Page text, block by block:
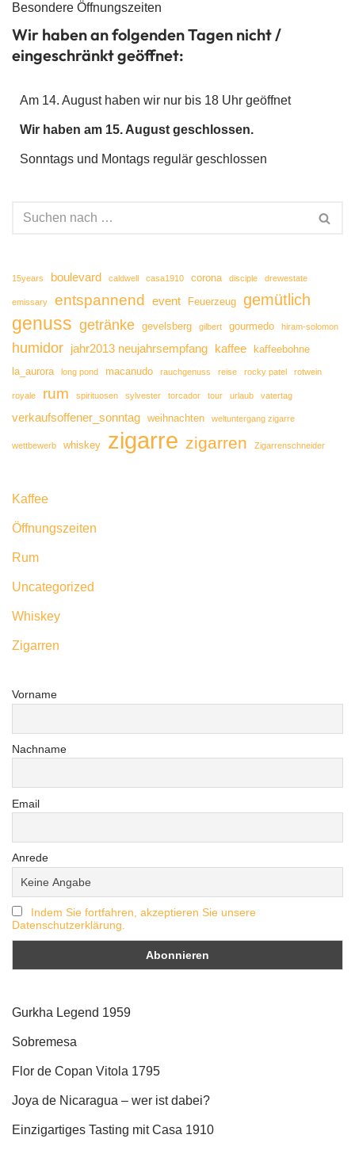
Besondere Öffnungszeiten
Wir haben an folgenden Tagen nicht /
eingeschränkt geöffnet:
Am 14. August haben wir nur bis 18 Uhr geöffnet
Wir haben am 15. August geschlossen.
Sonntags und Montags regulär geschlossen
15years boulevard caldwell casa1910 corona disciple drewestate
emissary entspannend event Feuerzeug gemütlich
genuss getränke gevelsberg gilbert gourmedo hiram-solomon
humidor jahr2013 neujahrsempfang kaffee
kaffeebohne
la_aurora
long pond macanudo rauchgenuss reise rocky patel rotwein
royale rum spirituosen sylvester torcador tour urlaub vatertag
verkaufsoffener_sonntag weihnachten weltuntergang zigarre
wettbewerb whiskey zigarre zigarren Zigarrenschneider
Kaffee
Öffnungszeiten
Rum
Uncategorized
Whiskey
Zigarren
Vorname
Nachname
Email
Anrede
Indem Sie fortfahren, akzeptieren Sie unsere
Datenschutzerklärung.
Gurkha Legend 1959
Sobremesa
Flor de Copan Vitola 1795
Joya de Nicaragua – wer ist dabei?
Einzigartiges Tasting mit Casa 1910